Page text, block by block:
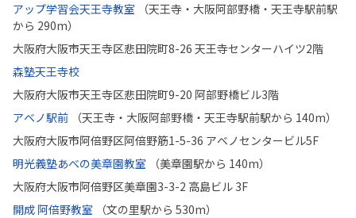
アップ学習会天王寺教室
（天王寺・大阪阿部野橋・天王寺駅前駅
から 290m）
大阪府大阪市天王寺区悲田院町8-26 天王寺センターハイツ2階
森塾天王寺校
大阪府大阪市天王寺区悲田院町9-20 阿部野橋ビル3階
アベノ駅前
（天王寺・大阪阿部野橋・天王寺駅前駅から 140m）
大阪府大阪市阿倍野区阿倍野筋1-5-36 アベノセンタービル5F
明光義塾あべの美章園教室
（美章園駅から 140m）
大阪府大阪市阿倍野区美章園3-3-2 高島ビル 3F
開成 阿倍野教室
（文の里駅から 530m）